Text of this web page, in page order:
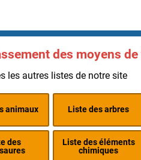
des moyens
les autres listes de notre site
animaux Liste des arbres
des
Liste des éléments
chimiques